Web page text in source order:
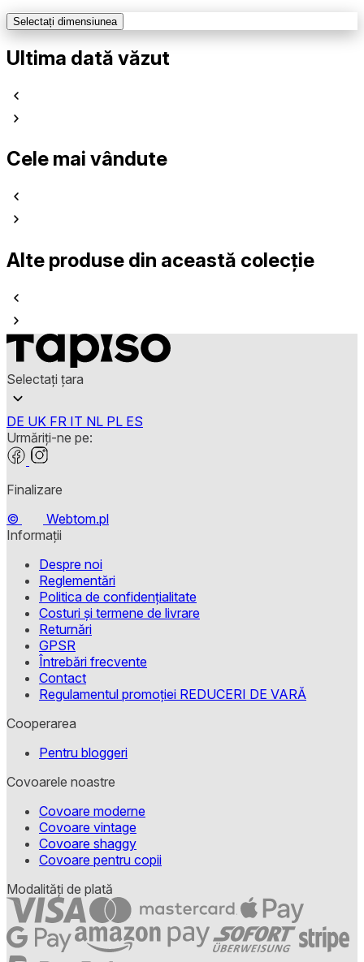
Selectați dimensiunea
Ultima dată văzut
Cele mai vândute
Alte produse din această colecție
Selectați țara
DE UK FR IT NL PL ES
Urmăriți-ne pe:
Finalizare
©
Webtom.pl
Informații
Despre noi
Reglementări
Politica de confidențialitate
Costuri și termene de livrare
Returnări
GPSR
Întrebări frecvente
Contact
Regulamentul promoției REDUCERI DE VARĂ
Cooperarea
Pentru bloggeri
Covoarele noastre
Covoare moderne
Covoare vintage
Covoare shaggy
Covoare pentru copii
Modalități de plată